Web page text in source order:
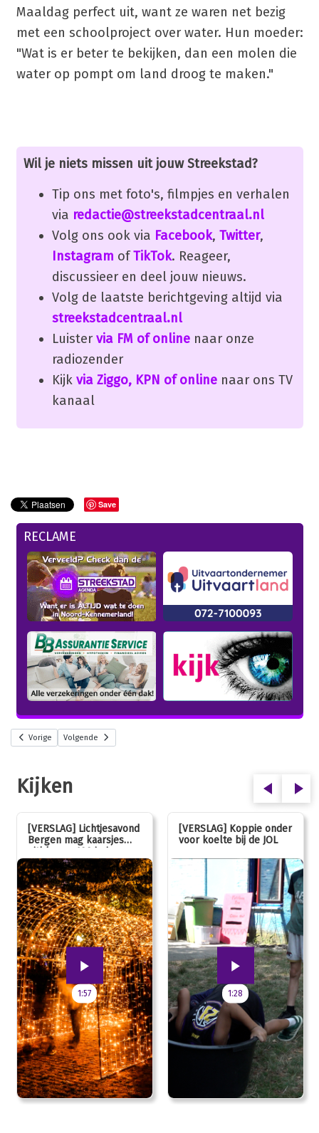
Maaldag perfect uit, want ze waren net bezig
met een schoolproject over water. Hun moeder:
"Wat is er beter te bekijken, dan een molen die
water op pompt om land droog te maken."
Wil je niets missen uit jouw Streekstad?
Tip ons met foto's, filmpjes en verhalen
via redactie@streekstadcentraal.nl
Volg ons ook via Facebook, Twitter,
Instagram ofTikTok. Reageer,
discussieer en deel jouw nieuws.
Volg de laatste berichtgeving altijd via
streekstadcentraal.nl
Luister via FM of onlinenaar onze
radiozender
Kijk via Ziggo, KPN of onlinenaar ons TV
kanaal
Save
RECLAME
Vorige Volgende
Kijken
[VERSLAG] Lichtjesavond
Bergen mag kaarsjes
uitblazen: 100 jarig
jubileum!
1:57
[VERSLAG] Koppie onder
voor koelte bij de JOL
1:28